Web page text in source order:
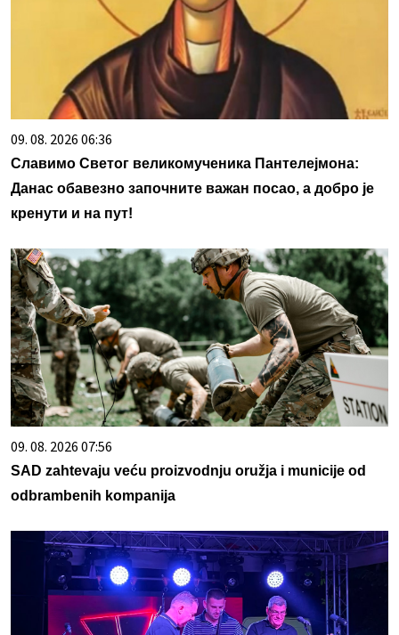
09. 08. 2026 06:36
Славимо Светог великомученика Пантелејмона:
Данас обавезно започните важан посао, а добро је
кренути и на пут!
09. 08. 2026 07:56
SAD zahtevaju veću proizvodnju oružja i municije od
odbrambenih kompanija